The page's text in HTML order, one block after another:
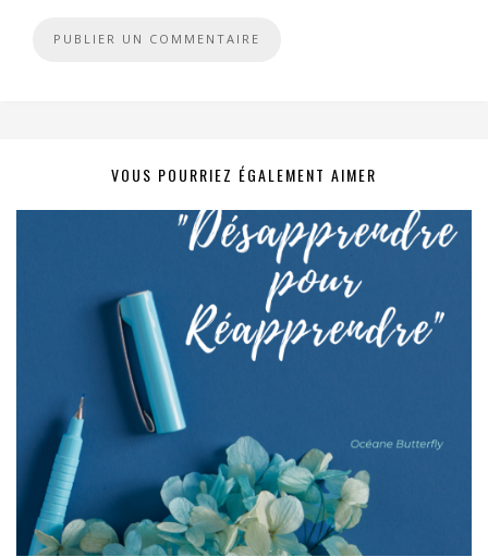
VOUS POURRIEZ ÉGALEMENT AIMER